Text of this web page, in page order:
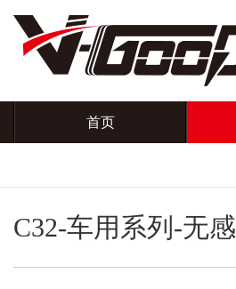
首页
C32-车用系列-无感